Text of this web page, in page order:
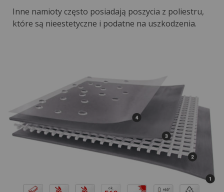
Inne namioty często posiadają poszycia z poliestru,
które są nieestetyczne i podatne na uszkodzenia.